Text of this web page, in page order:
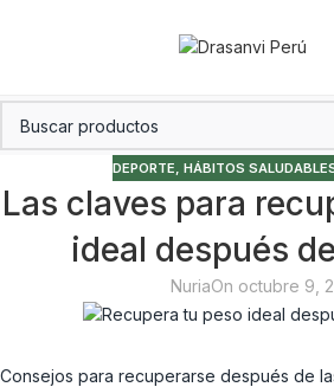
DEPORTE, HÁBITOS
Las claves para
ideal después
NuriaOn octubre 9,
Consejos para recuperarse después de